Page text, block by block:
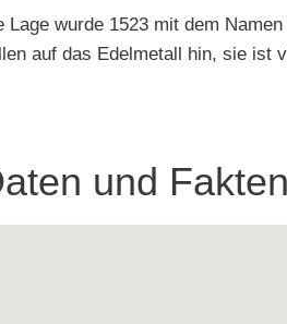
Lage wurde 1523 mit dem
auf das Edelmetall hin, sie ist
und Fakten